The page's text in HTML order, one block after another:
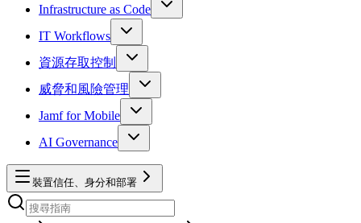
Infrastructure as Code
IT Workflows
資源存取控制
威脅和風險管理
Jamf for Mobile
AI Governance
裝置信任、身分和部署